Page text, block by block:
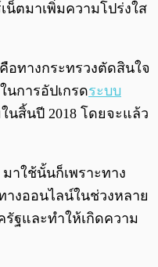
น็ตมาเพิ่มความโปร่งใส
อทางกระทรวงตัดสินใจ
ในการอัปเกรดระบบ
นสิ้นปี 2018 โดยจะแล้ว
าใช้นั้นก็เพราะทาง
างออนไลน์ในช่วงหลาย
ฐและทำให้เกิดความ